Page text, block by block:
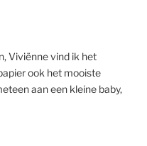
Viviënne vind ik het
ook het mooiste
aan een kleine baby,